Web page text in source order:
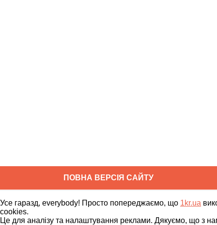
ПОВНА ВЕРСІЯ САЙТУ
Copyright ©
Всі права захищені
Усе гаразд, everybody! Просто попереджаємо, що 1kr.ua
cookies.
Це для аналізу та налаштування реклами. Дякуємо, що з